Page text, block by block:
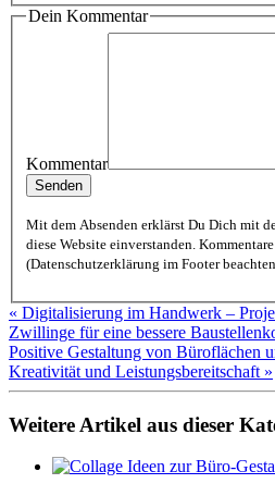
Dein Kommentar
Kommentar
Mit dem Absenden erklärst Du Dich mit
diese Website einverstanden. Kommentare kannst Du jederzeit wieder löschen lassen
(Datenschutzerklärung im Footer
« Digitalisierung im Handwerk –
Zwillinge für eine bessere
Positive Gestaltung von Büroflächen
Kreativität und Leistungsbereitschaft »
Weitere Artikel aus dieser